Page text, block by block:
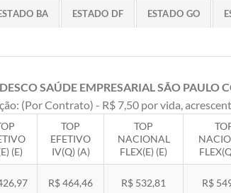
BA ESTADO DF ESTADO GO
SAÚDE EMPRESARIAL SÃO PAULO
(Por Contrato) - R$ 7,50 por vida,
(E)
TOP
EFETIVO
IV(Q) (A)
TOP
NACIONAL
FLEX(E) (E)
R$ 464,46 R$ 532,81 R$